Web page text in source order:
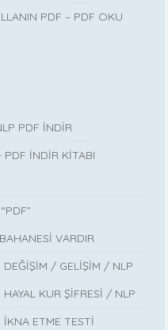
PDF – PDF OKU
PDF İNDİR
PDF İNDİR KİTABI
VARDIR
DEĞİŞİM / GELİŞİM / NLP
KUR ŞİFRESİ / NLP
İKNA ETME TESTİ